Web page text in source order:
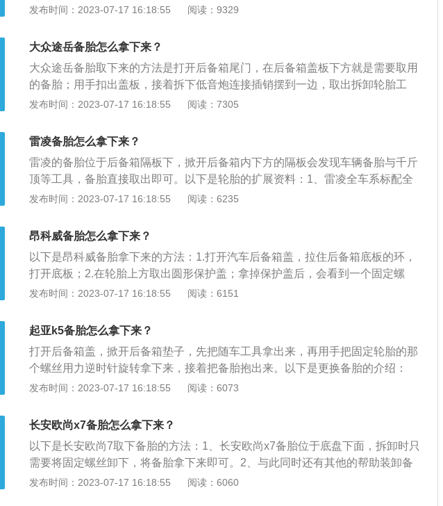
v，该车的长宽高分别为4320mm、1765mm、1650mm，轴距为2520mm。动力
5升涡轮增压发动机。1.5升自然吸气发动机的最大输出功率为每分钟5800转，最
大输出扭矩为每分钟4800转；1.5升涡轮增压发动机的最大输出功率为每分钟520
0转，最大输出扭矩为每分钟1750到3500转。
发布时间：2023-07-17 16:18:55 阅读：9329
大众途岳备胎怎么拿下来？
大众途岳备胎取下来的方法是打开后备箱尾门，在后备箱盖板下方就是需要取用
的备胎；用手扣出盖板，接着拆下低音炮连接插销摆到一边，取出拆卸轮胎工
具，即可将备胎取下来。以下是有关大众途岳的更多资料：1、简介：大众途岳
面：外观运用Rock-Cutting岩石切割设计理念，脊背式机盖上隆起的筋线加强力
量感，宽体双U型全LED大灯向上扬起，格栅条延伸至大灯处。3、内饰方面：内
饰采用横贯式设计，运用IMD材质饰板提升档次，大面积的饰板将仪表盘，显示
屏和出风口包裹其中形成一体式设计。
发布时间：2023-07-17 16:18:55 阅读：7305
雷凌备胎怎么拿下来？
雷凌的备胎位于后备箱隔板下，掀开后备箱内下方的隔板会发现车辆备胎与千斤
顶等工具，备胎直接取出即可。以下是轮胎的扩展资料：1、雷凌全车系标配全
尺寸备胎，全尺寸备胎的规格大小与原车其他4条轮胎完全相同，可以将其替换
胎尺寸的大小可以分为全尺寸备胎、非全尺寸备胎和无备胎3种。全尺寸备胎就
是备胎的规格与原汽车轮胎规格相同。3、备胎实际上是应急使用，不可长期使
用。备胎不管宽与窄，生产厂家都有特殊的生产和使用要求。
发布时间：2023-07-17 16:18:55 阅读：6235
昂科威备胎怎么拿下来？
以下是昂科威备胎拿下来的方法：1.打开汽车后备箱盖，拉住后备箱底板的环，
打开底板；2.在轮胎上方取出圆形保护盖；拿掉保护盖后，会看到一个固定螺
帽，逆时针把螺帽拧出；螺帽拧出后就可以轻松拿出备用轮胎。以下是相关资
将其替换任何一条暂时或已经不能使用的轮胎。2、非全尺寸备胎：这种备胎的
轮胎直径和宽度都要比其他4条轮胎略小，因此只能做为临时代替使用，而且只
能用于非驱动轮，并且最高时速不能超过80km/h。3、零压轮胎：零压轮胎又被
称为安全轮胎（run-flat-tire），也就是我们俗称的“防爆轮胎”，业界直译为“缺气
保用轮胎”。与普通轮胎相比，零压轮胎在遭到刺扎后，不会漏气或者漏气非常缓
或者暂时稳定行驶至维修站。
发布时间：2023-07-17 16:18:55 阅读：6151
起亚k5备胎怎么拿下来？
打开后备箱盖，掀开后备箱垫子，先把随车工具拿出来，再用手把固定轮胎的那
个螺丝用力逆时针旋转拿下来，接着把备胎抱出来。以下是更换备胎的介绍：
1、先拿出螺母扳手将轮毂上的螺母全部拧松，然后将千斤顶放到需要更换的轮
后将轮毂上的螺母全部卸下，把轮胎拿下来，拿下来之后将坏轮胎一半放入车
底，漏一部分在车外（这么做是为保证换轮胎时的安全，如果因操作不当导致千
斤顶滑倒或者其他意外车身突然落下能够保证安全以及减少车辆损坏）。3、将
备胎换上，然后以对角线的方式拧上螺母。把各个螺母以对角线的方式用力拧
紧，然后将车身底下的轮胎取出来，将千斤顶放下然后取出。然后再将螺母用力
发布时间：2023-07-17 16:18:55 阅读：6073
长安欧尚x7备胎怎么拿下来？
以下是长安欧尚7取下备胎的方法：1、长安欧尚x7备胎位于底盘下面，拆卸时只
需要将固定螺丝卸下，将备胎拿下来即可。2、与此同时还有其他的帮助装卸备
胎的工具也可以一同取下。以下是有关长安欧尚7的简介：1、欧尚X7整车使用自
发布时间：2023-07-17 16:18:55 阅读：6060